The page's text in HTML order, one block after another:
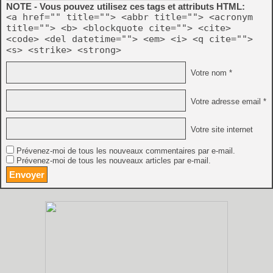
NOTE - Vous pouvez utilisez ces tags et attributs HTML:
<a href="" title=""> <abbr title=""> <acronym
title=""> <b> <blockquote cite=""> <cite>
<code> <del datetime=""> <em> <i> <q cite="">
<s> <strike> <strong>
Votre nom *
Votre adresse email *
Votre site internet
Prévenez-moi de tous les nouveaux commentaires par e-mail.
Prévenez-moi de tous les nouveaux articles par e-mail.